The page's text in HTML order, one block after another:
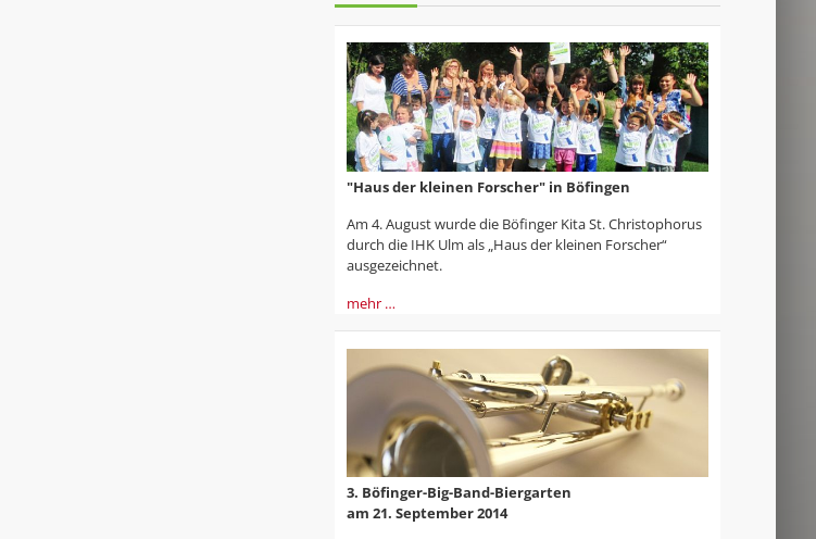
"Haus der kleinen Forscher" in Böfingen
Am 4. August wurde die Böfinger Kita St. Christophorus
durch die IHK Ulm als „Haus der kleinen Forscher“
ausgezeichnet.
mehr …
3. Böfinger-Big-Band-Biergarten
am 21. September 2014